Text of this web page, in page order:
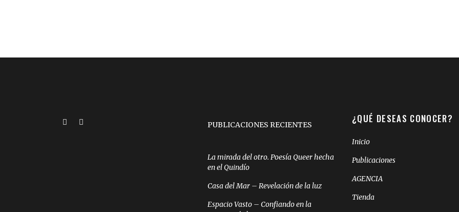
PUBLICACIONES RECIENTES
La mirada del otro. Poesía Queer hecha
en el Quindío
Casa del Mar – Revelación de la luz
Espacio Vasto – Confiando en la
¿QUÉ DESEAS CONOCER?
Inicio
Publicaciones
AGENCIA
Tienda